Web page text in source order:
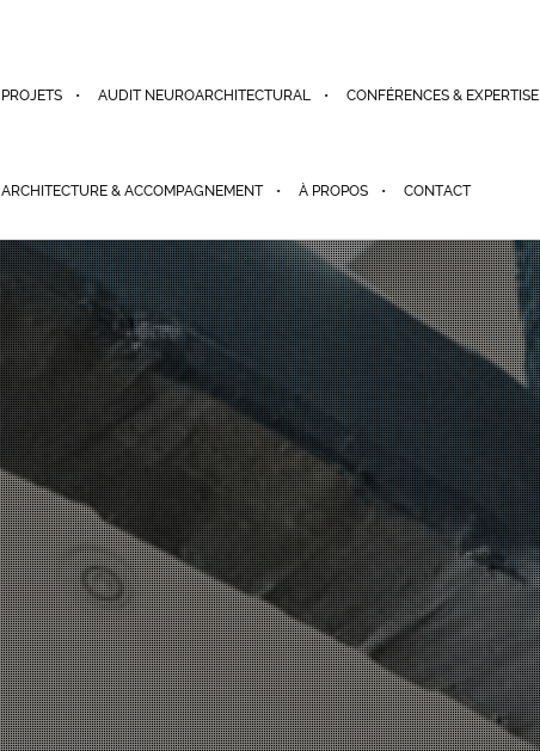
PROJETS AUDIT NEUROARCHITECTURAL CONFÉRENCES & EXPERTISE
ARCHITECTURE & ACCOMPAGNEMENT À PROPOS CONTACT